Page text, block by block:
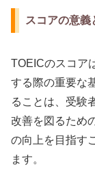
スコアの意義
TOEICのスコア
する際の重要な
ることは、受験
改善を図るため
の向上を目指す
ます。